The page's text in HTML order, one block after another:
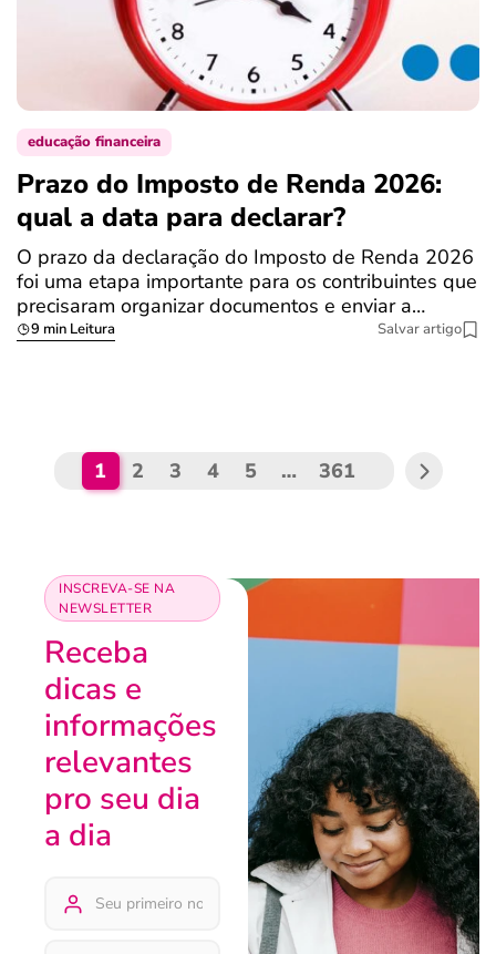
educação financeira
Prazo do Imposto de Renda 2026:
qual a data para declarar?
O prazo da declaração do Imposto de Renda 2026
foi uma etapa importante para os contribuintes que
precisaram organizar documentos e enviar a…
9 min Leitura Salvar artigo
1 2 3 4 5 … 361
INSCREVA-SE NA
NEWSLETTER
Receba
dicas e
informações
relevantes
pro seu dia
a dia